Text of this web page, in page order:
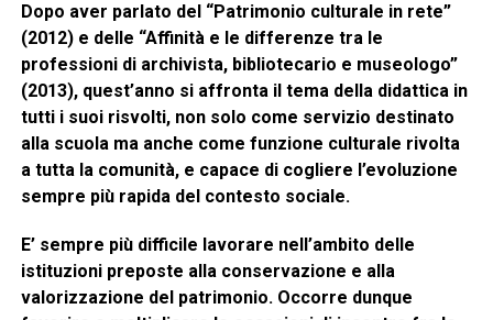
Dopo aver parlato del “Patrimonio culturale in rete”
(2012) e delle “Affinità e le differenze tra le
professioni di archivista, bibliotecario e museologo”
(2013), quest’anno si affronta il tema della didattica in
tutti i suoi risvolti, non solo come servizio destinato
alla scuola ma anche come funzione culturale rivolta
a tutta la comunità, e capace di cogliere l’evoluzione
sempre più rapida del contesto sociale.
E’ sempre più difficile lavorare nell’ambito delle
istituzioni preposte alla conservazione e alla
valorizzazione del patrimonio. Occorre dunque